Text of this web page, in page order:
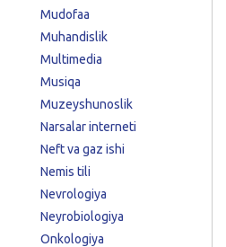
Mudofaa
Muhandislik
Multimedia
Musiqa
Muzeyshunoslik
Narsalar interneti
Neft va gaz ishi
Nemis tili
Nevrologiya
Neyrobiologiya
Onkologiya